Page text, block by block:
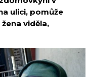
ulici, pomůže
viděla,